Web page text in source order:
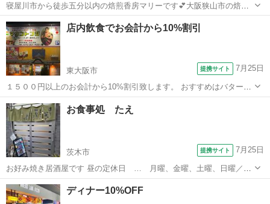
寝屋川市から徒歩五分以内の焙煎香房マリーです💕大阪狭山市の焙煎
香房シマノプロデュースの2号店になります。 焙煎したての珈琲が週
替わりでお飲み頂けます☕️ 完全カウンターなんですが、お一人様でも
お気軽にお入り下さい。常に数種類...
大阪 寝屋川市 カフェ
店内飲食でお会計から10%割引
東大阪市 提携サイト 7月25日
１５００円以上のお会計から10%割引致します。 おすすめはバターチ
キンカレー、明太子ナンです。 平日11:00〜14：30 17：00〜22：30
土日祝 11：00〜22：30 第1、第3月曜日 休み（祝日の場合は翌日）
大阪 東大阪市 カレー
お食事処 たえ
茨木市 提携サイト 7月25日
お好み焼き居酒屋です 昼の定休日 … 月曜、金曜、土曜、日曜／祭
日 夜の定休日 … 月曜／祭日 🕐昼営業時間 … 11:30〜13:30(13:15
ラストオーダー) 🕐夜営業時間 … 17:00〜23:00(22:00...
大阪 茨木市 居酒屋
ディナー10%OFF